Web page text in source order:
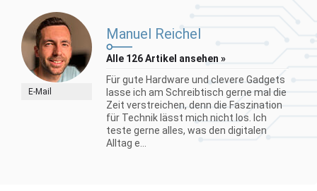
E-Mail
Manuel Reichel
Alle 126 Artikel ansehen »
Für gute Hardware und clevere Gadgets
lasse ich am Schreibtisch gerne mal die
Zeit verstreichen, denn die Faszination
für Technik lässt mich nicht los. Ich
teste gerne alles, was den digitalen
Alltag e...